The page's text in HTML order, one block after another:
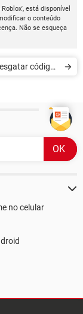
está disponível
o conteúdo
Não se esqueça
código -
no celular